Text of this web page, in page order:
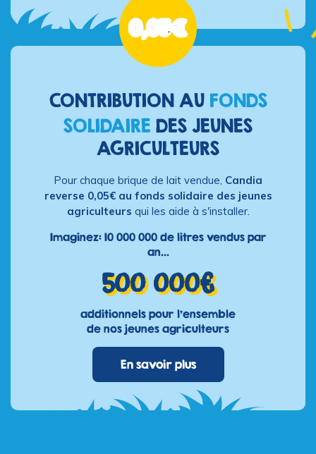
0,05€
CONTRIBUTION AU FONDS
SOLIDAIRE DES JEUNES
AGRICULTEURS
Pour chaque brique de lait vendue, Candia
reverse 0,05€ au fonds solidaire des jeunes
agriculteurs qui les aide à s'installer.
Imaginez: 10 000 000 de litres vendus par
an...
500 000€
additionnels pour l'ensemble
de nos jeunes agriculteurs
En savoir plus